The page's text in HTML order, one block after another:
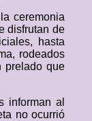
ceremonia
disfrutan de
hasta
rodeados
prelado que
informan al
no ocurrió